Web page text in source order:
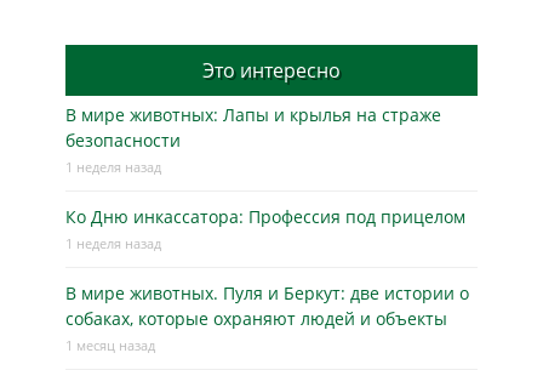
Это интересно
В мире животных: Лапы и крылья на страже
безопасности
1 неделя назад
Ко Дню инкассатора: Профессия под прицелом
1 неделя назад
В мире животных. Пуля и Беркут: две истории о
собаках, которые охраняют людей и объекты
1 месяц назад